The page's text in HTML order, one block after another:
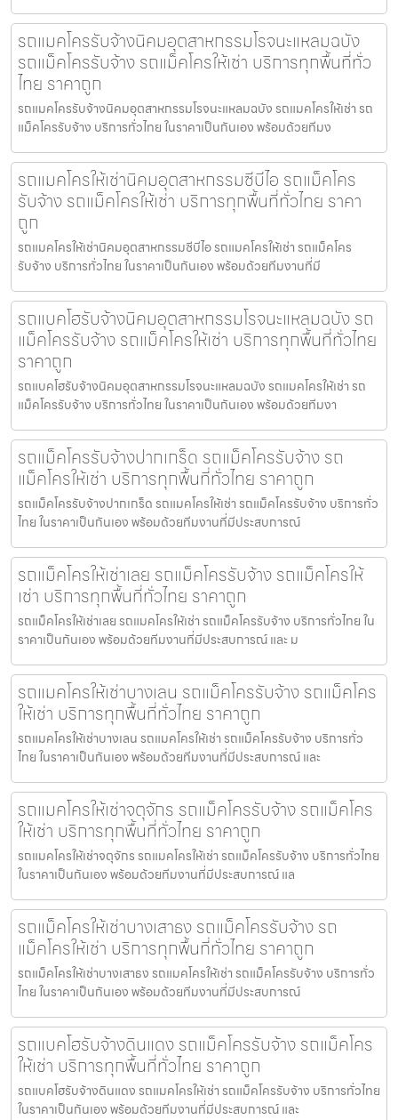
รถแมคโครรับจ้างนิคมอุตสาหกรรมโรจนะแหลมฉบัง
รถแม็คโครรับจ้าง รถแม็คโครให้เช่า บริการทุกพื้นที่ทั่ว
ไทย ราคาถูก
รถแมคโครรับจ้างนิคมอุตสาหกรรมโรจนะแหลมฉบัง รถแมคโครให้เช่า รถ
แม็คโครรับจ้าง บริการทั่วไทย ในราคาเป็นกันเอง พร้อมด้วยทีมง
รถแมคโครให้เช่านิคมอุตสาหกรรมซีบีไอ รถแม็คโคร
รับจ้าง รถแม็คโครให้เช่า บริการทุกพื้นที่ทั่วไทย ราคา
ถูก
รถแมคโครให้เช่านิคมอุตสาหกรรมซีบีไอ รถแมคโครให้เช่า รถแม็คโคร
รับจ้าง บริการทั่วไทย ในราคาเป็นกันเอง พร้อมด้วยทีมงานที่มี
รถแบคโฮรับจ้างนิคมอุตสาหกรรมโรจนะแหลมฉบัง รถ
แม็คโครรับจ้าง รถแม็คโครให้เช่า บริการทุกพื้นที่ทั่วไทย
ราคาถูก
รถแบคโฮรับจ้างนิคมอุตสาหกรรมโรจนะแหลมฉบัง รถแมคโครให้เช่า รถ
แม็คโครรับจ้าง บริการทั่วไทย ในราคาเป็นกันเอง พร้อมด้วยทีมงา
รถแม็คโครรับจ้างปากเกร็ด รถแม็คโครรับจ้าง รถ
แม็คโครให้เช่า บริการทุกพื้นที่ทั่วไทย ราคาถูก
รถแม็คโครรับจ้างปากเกร็ด รถแมคโครให้เช่า รถแม็คโครรับจ้าง บริการทั่ว
ไทย ในราคาเป็นกันเอง พร้อมด้วยทีมงานที่มีประสบการณ์
รถแม็คโครให้เช่าเลย รถแม็คโครรับจ้าง รถแม็คโครให้
เช่า บริการทุกพื้นที่ทั่วไทย ราคาถูก
รถแม็คโครให้เช่าเลย รถแมคโครให้เช่า รถแม็คโครรับจ้าง บริการทั่วไทย ใน
ราคาเป็นกันเอง พร้อมด้วยทีมงานที่มีประสบการณ์ และ ม
รถแมคโครให้เช่าบางเลน รถแม็คโครรับจ้าง รถแม็คโคร
ให้เช่า บริการทุกพื้นที่ทั่วไทย ราคาถูก
รถแมคโครให้เช่าบางเลน รถแมคโครให้เช่า รถแม็คโครรับจ้าง บริการทั่ว
ไทย ในราคาเป็นกันเอง พร้อมด้วยทีมงานที่มีประสบการณ์ และ
รถแมคโครให้เช่าจตุจักร รถแม็คโครรับจ้าง รถแม็คโคร
ให้เช่า บริการทุกพื้นที่ทั่วไทย ราคาถูก
รถแมคโครให้เช่าจตุจักร รถแมคโครให้เช่า รถแม็คโครรับจ้าง บริการทั่วไทย
ในราคาเป็นกันเอง พร้อมด้วยทีมงานที่มีประสบการณ์ แล
รถแม็คโครให้เช่าบางเสาธง รถแม็คโครรับจ้าง รถ
แม็คโครให้เช่า บริการทุกพื้นที่ทั่วไทย ราคาถูก
รถแม็คโครให้เช่าบางเสาธง รถแมคโครให้เช่า รถแม็คโครรับจ้าง บริการทั่ว
ไทย ในราคาเป็นกันเอง พร้อมด้วยทีมงานที่มีประสบการณ์
รถแบคโฮรับจ้างดินแดง รถแม็คโครรับจ้าง รถแม็คโคร
ให้เช่า บริการทุกพื้นที่ทั่วไทย ราคาถูก
รถแบคโฮรับจ้างดินแดง รถแมคโครให้เช่า รถแม็คโครรับจ้าง บริการทั่วไทย
ในราคาเป็นกันเอง พร้อมด้วยทีมงานที่มีประสบการณ์ และ